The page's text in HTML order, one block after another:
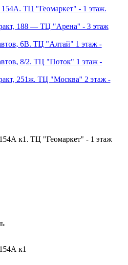
ТЦ "Геомаркет" - 1 этаж.
188 — ТЦ "Арена" - 3 этаж
6В. ТЦ "Алтай" 1 этаж -
8/2. ТЦ "Поток" 1 этаж -
251ж. ТЦ "Москва" 2 этаж -
к1. ТЦ "Геомаркет" - 1 этаж
к1